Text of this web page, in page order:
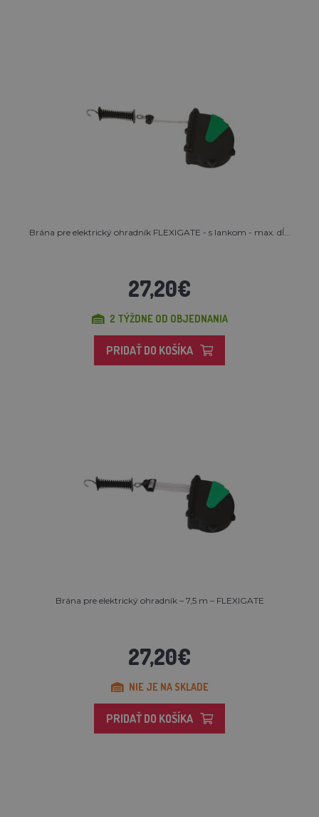
Brána pre elektrický ohradník FLEXIGATE - s lankom - max. dĺ...
27,20€
2 TÝŽDNE OD OBJEDNANIA
PRIDAŤ DO KOŠÍKA
Brána pre elektrický ohradník – 7,5 m – FLEXIGATE
27,20€
NIE JE NA SKLADE
PRIDAŤ DO KOŠÍKA